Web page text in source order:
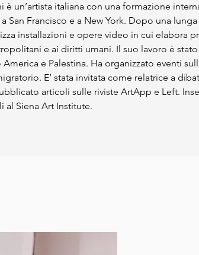
è un’artista italiana con una formazione
San Francisco e a New York. Dopo una
installazioni e opere video in cui elabora
e ai diritti umani. Il suo lavoro è
e Palestina. Ha organizzato eventi
E’ stata invitata come relatrice a
articoli sulle riviste ArtApp e Left.
al Siena Art Institute.